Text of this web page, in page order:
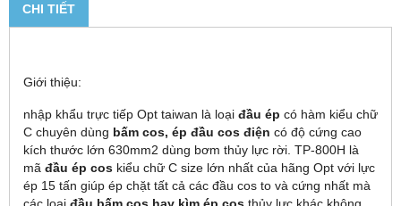
CHI TIẾT
Giới thiệu:
nhập khẩu trực tiếp Opt taiwan là loại đầu ép có hàm kiểu chữ
C chuyên dùng bấm cos, ép đầu cos điện có độ cứng cao
kích thước lớn 630mm2 dùng bơm thủy lực rời. TP-800H là
mã đầu ép cos kiểu chữ C size lớn nhất của hãng Opt với lực
ép 15 tấn giúp ép chặt tất cả các đầu cos to và cứng nhất mà
các loại đầu bấm cos hay kìm ép cos thủy lực khác không